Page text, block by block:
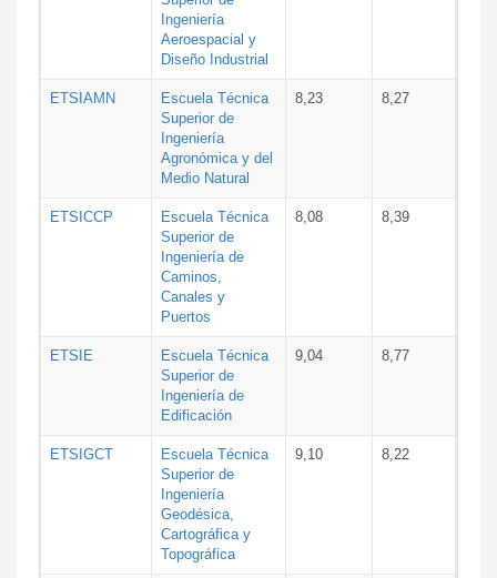
Ingeniería
Aeroespacial y
Diseño Industrial
ETSIAMN
Escuela Técnica
Superior de
Ingeniería
Agronómica y del
Medio Natural
8,23 8,27
ETSICCP
Escuela Técnica
Superior de
Ingeniería de
Caminos,
Canales y
Puertos
8,08 8,39
ETSIE
Escuela Técnica
Superior de
Ingeniería de
Edificación
9,04 8,77
ETSIGCT
Escuela Técnica
Superior de
Ingeniería
Geodésica,
Cartográfica y
Topográfica
9,10 8,22